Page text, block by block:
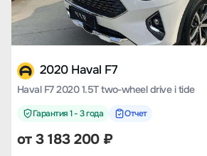
2020 Haval F7
Haval F7 2020 1.5T two-wheel drive i tide
Гарантия 1 - 3 года Отчет
от3 183 200₽